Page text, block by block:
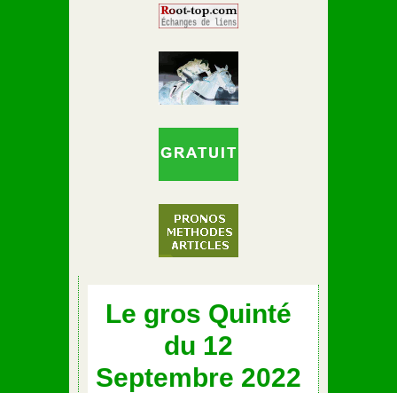
Le gros Quinté
du 12
Septembre 2022